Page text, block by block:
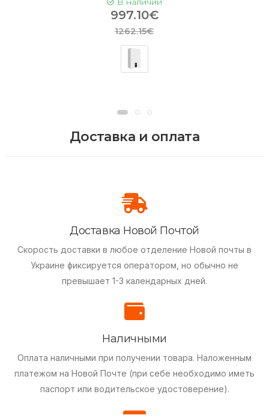
997.10€
1262.15€
Доставка и оплата
Доставка Новой Почтой
Скорость доставки в любое отделение Новой почты в
Украине фиксируется оператором, но обычно не
превышает 1-3 календарных дней.
Наличными
Оплата наличными при получении товара. Наложенным
платежом на Новой Почте (при себе необходимо иметь
паспорт или водительское удостоверение).